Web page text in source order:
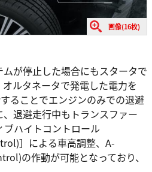
画像(16枚)
が停止した場合にもスタータで
ルタネータで発電した電力を
ることでエンジンのみでの退避
退避走行中もトランスファー
ハイトコントロール
］による車高調整、A-
の作動が可能となっており、